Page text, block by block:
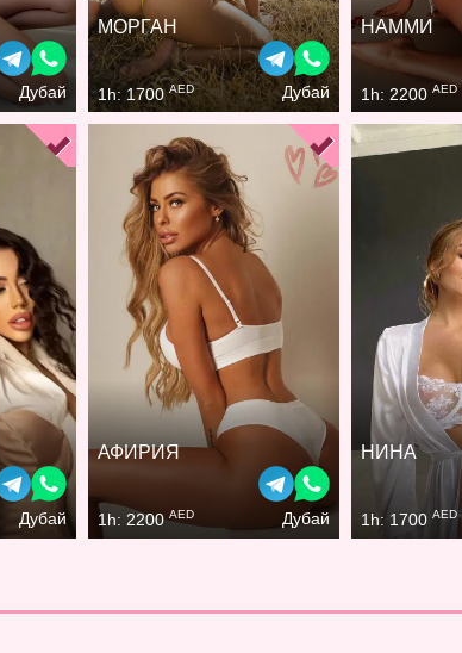
Дубай
МОРГАН
1h: 1700AED Дубай
НАММИ
1h: 2200 AED
Дубай
АФИРИЯ
1h: 2200AED Дубай
НИНА
1h: 1700 AED